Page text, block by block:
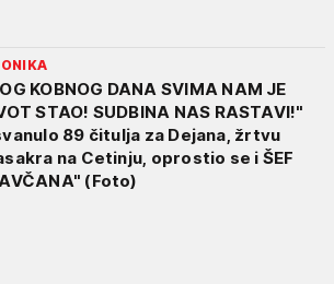
KOBNOG DANA SVIMA NAM JE
STAO! SUDBINA NAS RASTAVI!"
89 čitulja za Dejana, žrtvu
na Cetinju, oprostio se i ŠEF
(Foto)